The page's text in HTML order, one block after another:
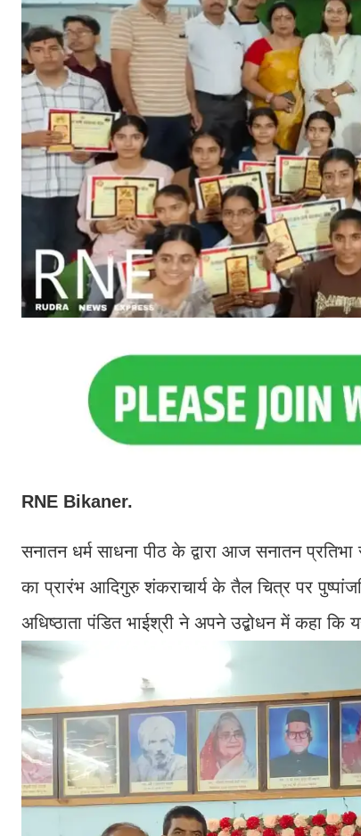
RNE Bikaner.
सनातन धर्म साधना पीठ के द्वारा आज सनातन
का प्रारंभ आदिगुरु शंकराचार्य के तैल चित्र पर
अधिष्ठाता पंडित भाईश्री ने अपने उद्बोधन में कहा कि